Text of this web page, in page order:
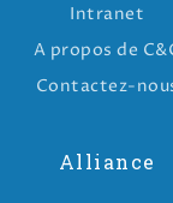
Intranet
A propos de
Contactez-
Alliance